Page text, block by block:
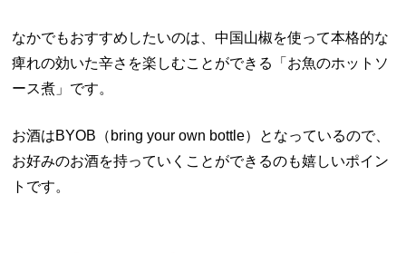
なかでもおすすめしたいのは、中国山椒を使って本格的な
痺れの効いた辛さを楽しむことができる「お魚のホットソ
ース煮」です。
お酒はBYOB（bring your own bottle）となっているので、
お好みのお酒を持っていくことができるのも嬉しいポイン
トです。